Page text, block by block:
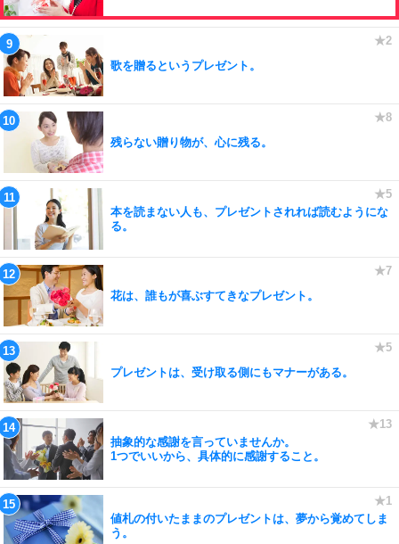
歌を贈るというプレゼント。
残らない贈り物が、心に残る。
本を読まない人も、プレゼントされれば読むようにな
る。
花は、誰もが喜ぶすてきなプレゼント。
プレゼントは、受け取る側にもマナーがある。
抽象的な感謝を言っていませんか。
1つでいいから、具体的に感謝すること。
値札の付いたままのプレゼントは、夢から覚めてしま
う。